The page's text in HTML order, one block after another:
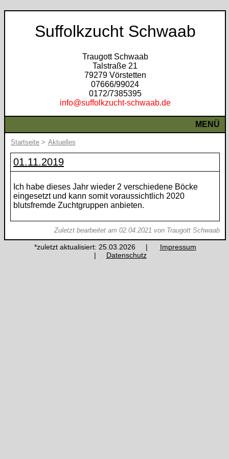
Suffolkzucht Schwaab
Traugott Schwaab
Talstraße 21
79279 Vörstetten
07666/99024
0172/7385395
info@suffolkzucht-schwaab.de
MENÜ
Startseite > Aktuelles
01.11.2019
Ich habe dieses Jahr wieder 2 verschiedene Böcke
eingesetzt und kann somit voraussichtlich 2020
blutsfremde Zuchtgruppen anbieten.
Zuletzt bearbeitet am 02.04.2021 von Traugott Schwaab
*zuletzt aktualisiert: 25.03.2026 | Impressum
| Datenschutz